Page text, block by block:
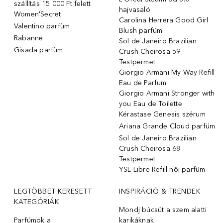
szállítás 15 000 Ft felett
Women'Secret
Valentino parfüm
Rabanne
Gisada parfüm
hajvasaló
Carolina Herrera Good Girl
Blush parfüm
Sol de Janeiro Brazilian
Crush Cheirosa 59
Testpermet
Giorgio Armani My Way Refill
Eau de Parfum
Giorgio Armani Stronger with
you Eau de Toilette
Kérastase Genesis szérum
Ariana Grande Cloud parfüm
Sol de Janeiro Brazilian
Crush Cheirosa 68
Testpermet
YSL Libre Refill női parfüm
LEGTÖBBET KERESETT
KATEGÓRIÁK
Parfümök ️a
INSPIRÁCIÓ & TRENDEK
Mondj búcsút a szem alatti
karikáknak